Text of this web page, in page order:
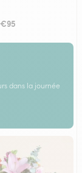
dans la journée